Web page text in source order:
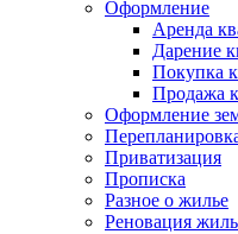
Оформление
Аренда
Дарение
Покупка
Продажа
Оформление
Приватизация
Прописка
Разное о жилье
Реновация